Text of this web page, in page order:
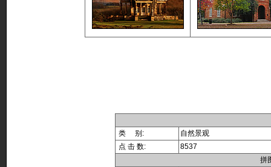
类 别:
自然景观
点 击 数:
8537
拼